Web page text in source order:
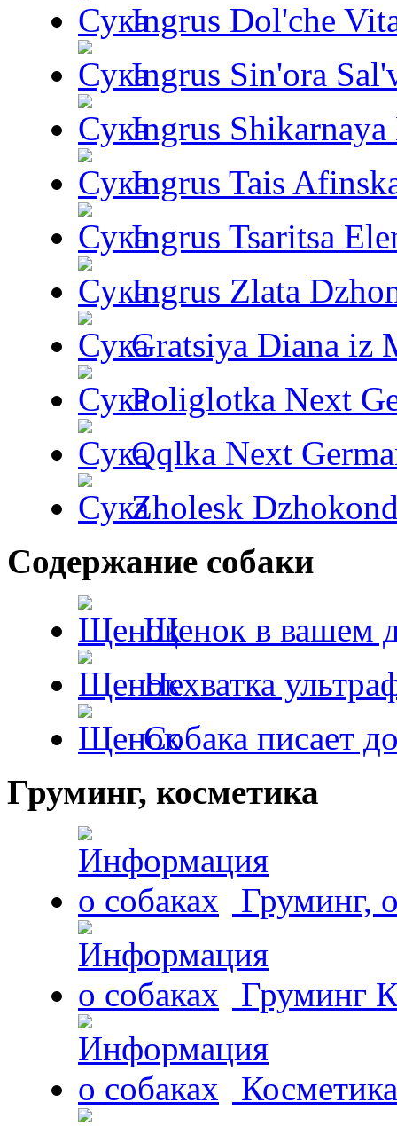
Ingrus Dol'che
Ingrus Sin'ora
Ingrus Shikarnaya
Ingrus Tais
Ingrus Tsaritsa
Ingrus Zlata
Gratsiya Diana iz
Poliglotka Next
Qqlka Next
Zholesk
Содержание собаки
Щенок в вашем
Нехватка
Собака писает
Груминг, косметика
Груминг,
Груминг